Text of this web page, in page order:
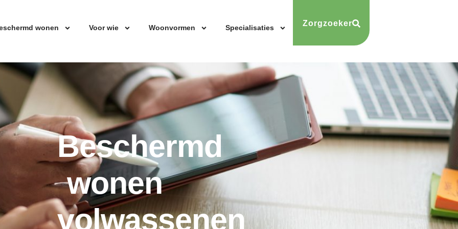
wonen Voor wie Woonvormen Specialisaties Zorgzoeker
Beschermd
wonen
volwassenen